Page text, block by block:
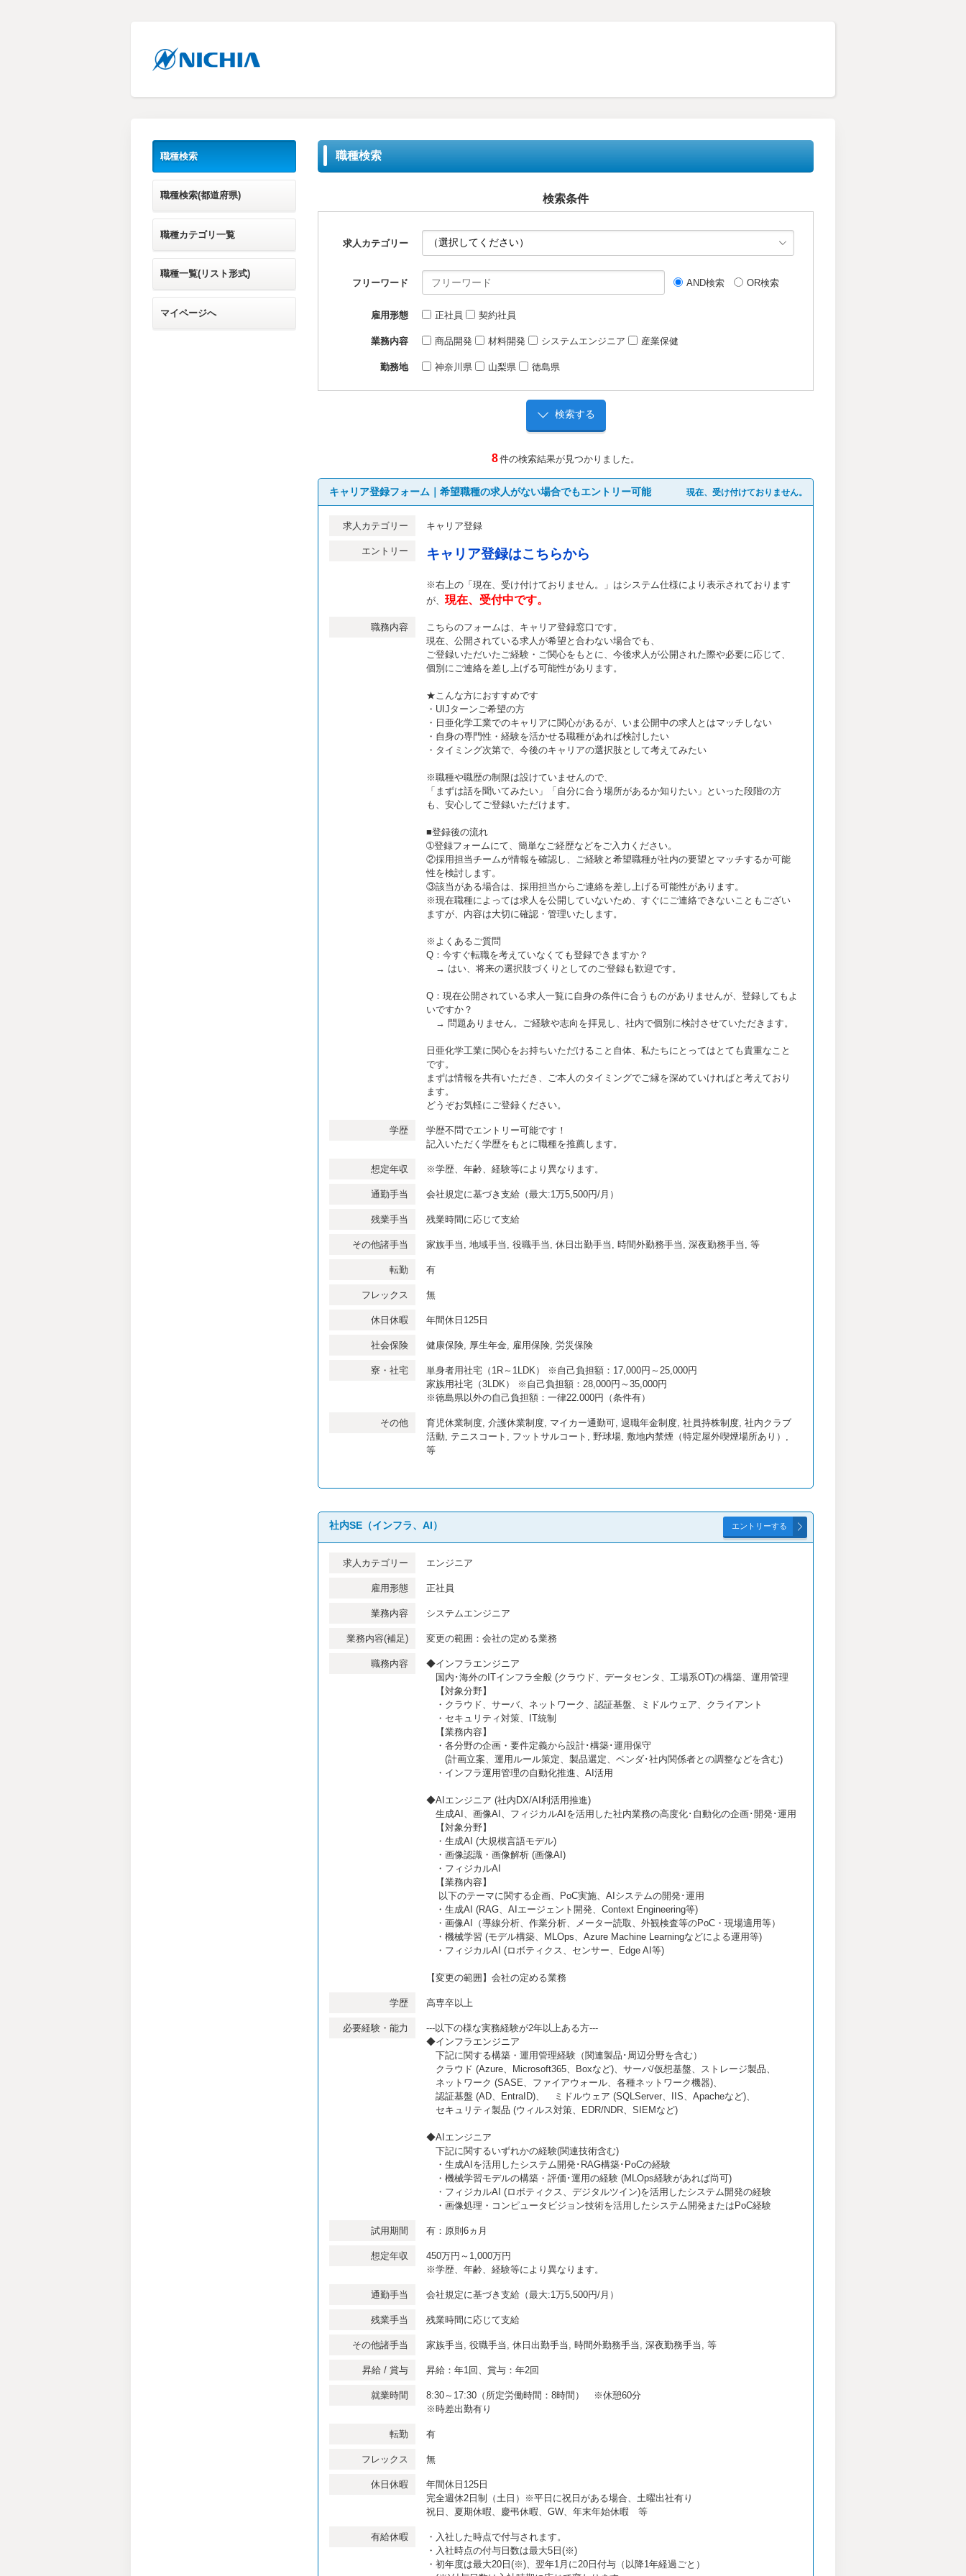
職種検索
職種検索(都道府県)
職種カテゴリ一覧
職種一覧(リスト形式)
マイページへ
職種検索
検索条件
求人カテゴリー
フリーワード AND検索 OR検索
雇用形態 正社員 契約社員
業務内容 商品開発 材料開発 システムエンジニア 産業保健
勤務地 神奈川県 山梨県 徳島県
8件の検索結果が見つかりました。
キャリア登録フォーム｜希望職種の求人がない場合でもエントリー可能 現在、受け付けておりません。
求人カテゴリー キャリア登録
エントリー キャリア登録はこちらから
※右上の「現在、受け付けておりません。」はシステム仕様により表示されております
が、 現在、受付中です。
職務内容
こちらのフォームは、キャリア登録窓口です。
現在、公開されている求人が希望と合わない場合でも、
ご登録いただいたご経験・ご関心をもとに、今後求人が公開された際や必要に応じて、
個別にご連絡を差し上げる可能性があります。
★こんな方におすすめです
・UIJターンご希望の方
・日亜化学工業でのキャリアに関心があるが、いま公開中の求人とはマッチしない
・自身の専門性・経験を活かせる職種があれば検討したい
・タイミング次第で、今後のキャリアの選択肢として考えてみたい
※職種や職歴の制限は設けていませんので、
「まずは話を聞いてみたい」「自分に合う場所があるか知りたい」といった段階の方
も、安心してご登録いただけます。
■登録後の流れ
➀登録フォームにて、簡単なご経歴などをご入力ください。
②採用担当チームが情報を確認し、ご経験と希望職種が社内の要望とマッチするか可能
性を検討します。
③該当がある場合は、採用担当からご連絡を差し上げる可能性があります。
※現在職種によっては求人を公開していないため、すぐにご連絡できないこともござい
ますが、内容は大切に確認・管理いたします。
※よくあるご質問
Q：今すぐ転職を考えていなくても登録できますか？
→ はい、将来の選択肢づくりとしてのご登録も歓迎です。
Q：現在公開されている求人一覧に自身の条件に合うものがありませんが、登録してもよ
いですか？
→ 問題ありません。ご経験や志向を拝見し、社内で個別に検討させていただきます。
日亜化学工業に関心をお持ちいただけること自体、私たちにとってはとても貴重なこと
です。
まずは情報を共有いただき、ご本人のタイミングでご縁を深めていければと考えており
ます。
どうぞお気軽にご登録ください。
学歴
学歴不問でエントリー可能です！
記入いただく学歴をもとに職種を推薦します。
想定年収 ※学歴、年齢、経験等により異なります。
通勤手当 会社規定に基づき支給（最大:1万5,500円/月）
残業手当 残業時間に応じて支給
その他諸手当 家族手当, 地域手当, 役職手当, 休日出勤手当, 時間外勤務手当, 深夜勤務手当, 等
転勤 有
フレックス 無
休日休暇 年間休日125日
社会保険 健康保険, 厚生年金, 雇用保険, 労災保険
寮・社宅
単身者用社宅（1R～1LDK） ※自己負担額：17,000円～25,000円
家族用社宅（3LDK） ※自己負担額：28,000円～35,000円
※徳島県以外の自己負担額：一律22.000円（条件有）
その他
育児休業制度, 介護休業制度, マイカー通勤可, 退職年金制度, 社員持株制度, 社内クラブ
活動, テニスコート, フットサルコート, 野球場, 敷地内禁煙（特定屋外喫煙場所あり）,
等
社内SE（インフラ、AI）
求人カテゴリー エンジニア
雇用形態 正社員
業務内容 システムエンジニア
業務内容(補足) 変更の範囲：会社の定める業務
職務内容
◆インフラエンジニア
国内･海外のITインフラ全般 (クラウド、データセンタ、工場系OT)の構築、運用管理
【対象分野】
・クラウド、サーバ、ネットワーク、認証基盤、ミドルウェア、クライアント
・セキュリティ対策、IT統制
【業務内容】
・各分野の企画・要件定義から設計･構築･運用保守
(計画立案、運用ルール策定、製品選定、ベンダ･社内関係者との調整などを含む)
・インフラ運用管理の自動化推進、AI活用
◆AIエンジニア (社内DX/AI利活用推進)
生成AI、画像AI、フィジカルAIを活用した社内業務の高度化･自動化の企画･開発･運用
【対象分野】
・生成AI (大規模言語モデル)
・画像認識・画像解析 (画像AI)
・フィジカルAI
【業務内容】
以下のテーマに関する企画、PoC実施、AIシステムの開発･運用
・生成AI (RAG、AIエージェント開発、Context Engineering等)
・画像AI（導線分析、作業分析、メーター読取、外観検査等のPoC・現場適用等）
・機械学習 (モデル構築、MLOps、Azure Machine Learningなどによる運用等)
・フィジカルAI (ロボティクス、センサー、Edge AI等)
【変更の範囲】会社の定める業務
学歴 高専卒以上
必要経験・能力
---以下の様な実務経験が2年以上ある方---
◆インフラエンジニア
下記に関する構築・運用管理経験（関連製品･周辺分野を含む）
クラウド (Azure、Microsoft365、Boxなど)、サーバ/仮想基盤、ストレージ製品、
ネットワーク (SASE、ファイアウォール、各種ネットワーク機器)、
認証基盤 (AD、EntraID)、 ミドルウェア (SQLServer、IIS、Apacheなど)、
セキュリティ製品 (ウィルス対策、EDR/NDR、SIEMなど)
◆AIエンジニア
下記に関するいずれかの経験(関連技術含む)
・生成AIを活用したシステム開発･RAG構築･PoCの経験
・機械学習モデルの構築・評価･運用の経験 (MLOps経験があれば尚可)
・フィジカルAI (ロボティクス、デジタルツイン)を活用したシステム開発の経験
・画像処理・コンピュータビジョン技術を活用したシステム開発またはPoC経験
試用期間 有：原則6ヵ月
想定年収
450万円～1,000万円
※学歴、年齢、経験等により異なります。
通勤手当 会社規定に基づき支給（最大:1万5,500円/月）
残業手当 残業時間に応じて支給
その他諸手当 家族手当, 役職手当, 休日出勤手当, 時間外勤務手当, 深夜勤務手当, 等
昇給 / 賞与 昇給：年1回、賞与：年2回
就業時間
8:30～17:30（所定労働時間：8時間） ※休憩60分
※時差出勤有り
転勤 有
フレックス 無
休日休暇
年間休日125日
完全週休2日制（土日）※平日に祝日がある場合、土曜出社有り
祝日、夏期休暇、慶弔休暇、GW、年末年始休暇 等
有給休暇
・入社した時点で付与されます。
・入社時点の付与日数は最大5日(※)
・初年度は最大20日(※)、翌年1月に20日付与（以降1年経過ごと）